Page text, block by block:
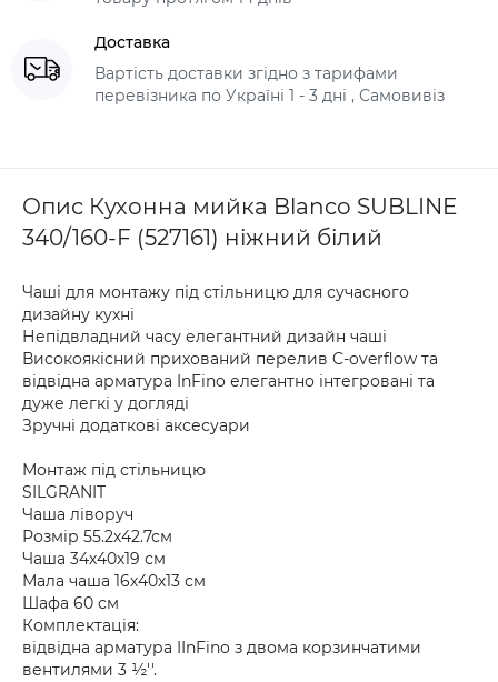
Доставка
Вартість доставки згідно з тарифами
перевізника по Україні 1 - 3 дні , Самовивіз
Опис Кухонна мийка Blanco SUBLINE
340/160-F (527161) ніжний білий
Чаші для монтажу під стільницю для сучасного
дизайну кухні
Непідвладний часу елегантний дизайн чаші
Високоякісний прихований перелив C-overflow та
відвідна арматура InFino елегантно інтегровані та
дуже легкі у догляді
Зручні додаткові аксесуари
Монтаж під стільницю
SILGRANIT
Чаша ліворуч
Розмір 55.2х42.7см
Чаша 34х40х19 см
Мала чаша 16х40х13 см
Шафа 60 см
Комплектація:
відвідна арматура IInFino з двома корзинчатими
вентилями 3 ½''.